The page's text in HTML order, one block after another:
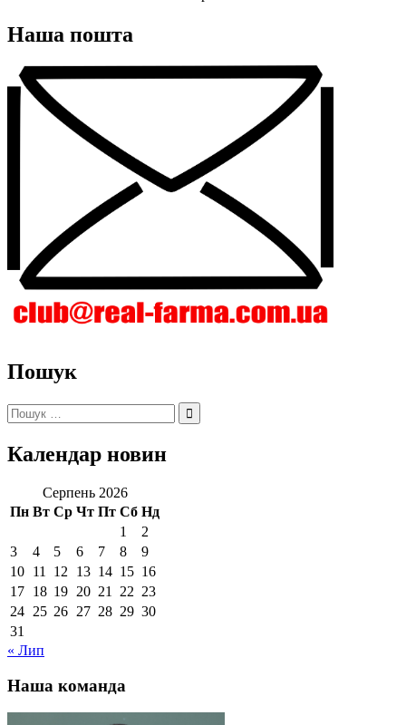
Наша пошта
Пошук
Пошук:
Календар новин
Серпень 2026
Пн Вт Ср Чт Пт Сб Нд
1
2
3
4 5 6 7 8
9
10 11 12 13 14 15 16
17 18 19 20 21 22 23
24 25 26 27 28 29 30
31
« Лип
Наша команда